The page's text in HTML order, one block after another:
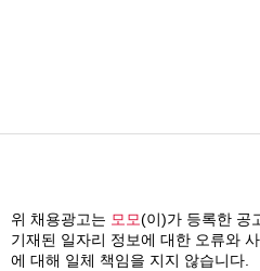
위 채용광고는 모모(이)가 등록한 공
기재된 일자리 정보에 대한 오류와
에 대해 일체 책임을 지지 않습니다.